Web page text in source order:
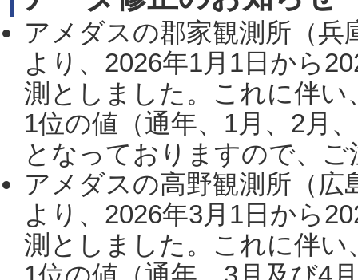
アメダスの郡家観測所（
より、2026年1月1日から
測としました。これに伴い
1位の値（通年、1月、2月
となっておりますので、
アメダスの高野観測所（
より、2026年3月1日から
測としました。これに伴い